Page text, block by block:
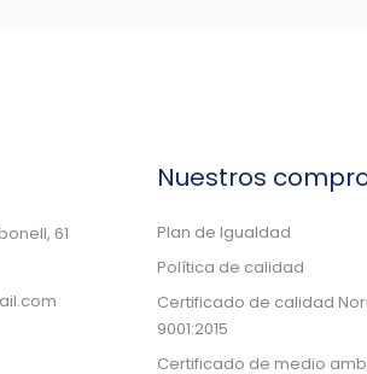
61
Nuestros
Plan de Igualdad
Política de calidad
Certificado de calidad
9001:2015
Certificado de medio